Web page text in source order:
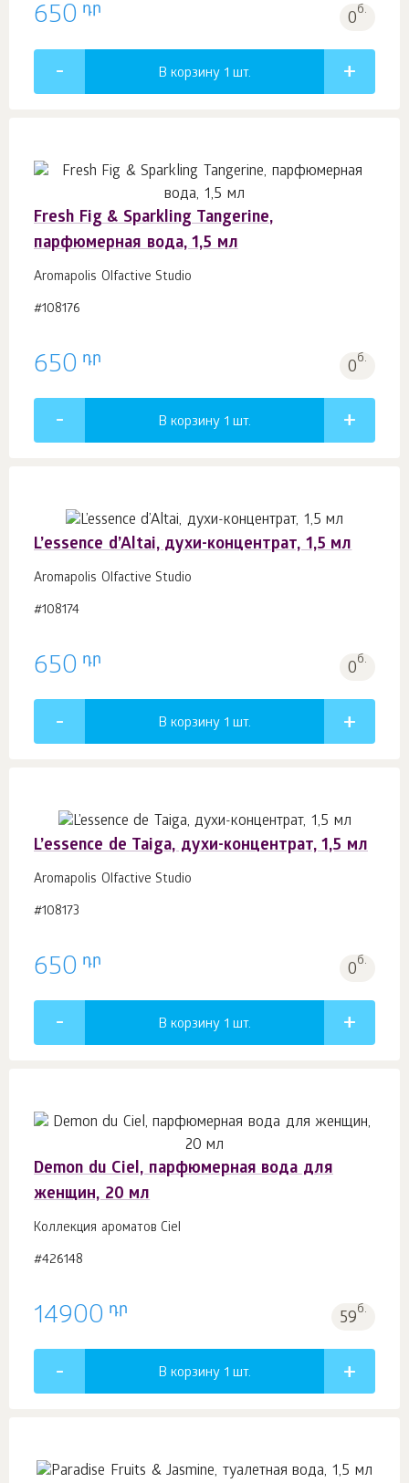
650 դր 0б.
В корзину 1 шт.
Fresh Fig & Sparkling Tangerine,
парфюмерная вода, 1,5 мл
Aromapolis Olfactive Studio
#108176
650 դր 0б.
В корзину 1 шт.
L’essence d’Altai, духи-концентрат, 1,5 мл
Aromapolis Olfactive Studio
#108174
650 դր 0б.
В корзину 1 шт.
L’essence de Taiga, духи-концентрат, 1,5 мл
Aromapolis Olfactive Studio
#108173
650 դր 0б.
В корзину 1 шт.
Demon du Ciel, парфюмерная вода для
женщин, 20 мл
Коллекция ароматов Ciel
#426148
14900 դր 59б.
В корзину 1 шт.